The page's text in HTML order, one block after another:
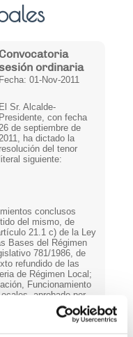
Convocatoria
ordinaria
Fecha: 01-Nov-2011
El Sr. Alcalde-
Presidente, con fecha
de septiembre de
ha dictado la
resolución del tenor
literal siguiente:
conclusos
del mismo, de
21.1 c) de la Ley
Bases del Régimen
781/1986, de
refundido de las
de Régimen Local;
Funcionamiento
aprobado por
artículo 30.1 d)
Local de